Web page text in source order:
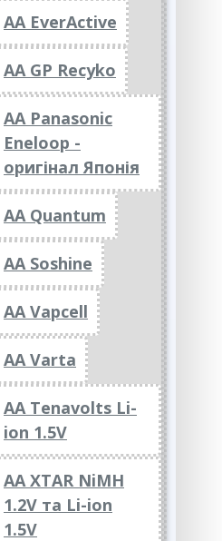
AA EverActive
AA GP Recyko
AA Panasonic
Eneloop -
оригінал Японія
AA Quantum
AA Soshine
AA Vapcell
AA Varta
AA Tenavolts Li-
ion 1.5V
AA XTAR NiMH
1.2V та Li-ion
1.5V